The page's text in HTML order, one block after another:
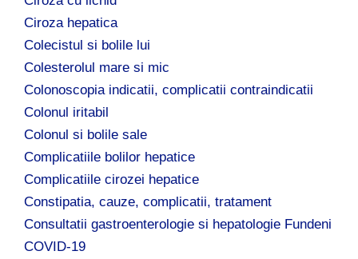
Ciroza hepatica
Colecistul si bolile lui
Colesterolul mare si mic
Colonoscopia indicatii, complicatii contraindicatii
Colonul iritabil
Colonul si bolile sale
Complicatiile bolilor hepatice
Complicatiile cirozei hepatice
Constipatia, cauze, complicatii, tratament
Consultatii gastroenterologie si hepatologie Fundeni
COVID-19